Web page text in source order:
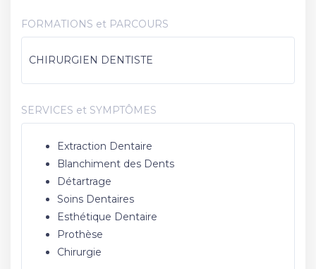
FORMATIONS et PARCOURS
CHIRURGIEN DENTISTE
SERVICES et SYMPTÔMES
Extraction Dentaire
Blanchiment des Dents
Détartrage
Soins Dentaires
Esthétique Dentaire
Prothèse
Chirurgie